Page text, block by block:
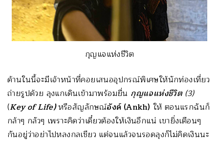
กุญแจแห่งชีวิต
ด้านในนี้จะมีเจ้าหน้าที่คอยเสนออุปกรณ์พิเศษให้นักท่องเที่ยว
ถ่ายรูปด้วย ลุงแกเดินเข้ามาพร้อมยื่น กุญแจแห่งชีวิต(3)
(Key of Life)หรือสัญลักษณ์อังค์ (Ankh) ให้ ตอนแรกฉันก็
กล้าๆ กลัวๆ เพราะคิดว่าเดี๋ยวต้องให้เงินอีกแน่ เขายิ่งเตือนๆ
กันอยู่ว่าอย่าไปหลงกลเชียว แต่จนแล้วจนรอดลุงก็ไม่คิดเงินนะ